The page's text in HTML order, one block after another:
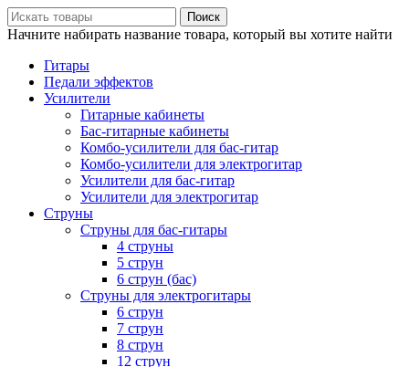
Поиск
Начните набирать название товара, который вы хотите найти
Гитары
Педали эффектов
Усилители
Гитарные кабинеты
Бас-гитарные кабинеты
Комбо-усилители для бас-гитар
Комбо-усилители для электрогитар
Усилители для бас-гитар
Усилители для электрогитар
Струны
Струны для бас-гитары
4 струны
5 струн
6 струн (бас)
Струны для электрогитары
6 струн
7 струн
8 струн
12 струн